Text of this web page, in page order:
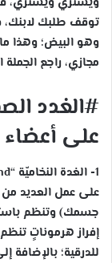
توقف طلبك لابنك،
وهو البيض؛ وهذا
مجازي، راجع الجملة
#الغدد
على
1- الغدة النخاميّة “Pituitary gland
على عمل العديد من
جسمك) وتنظم
إفراز هرموناتٍ
للدرقية؛ بالإضافة